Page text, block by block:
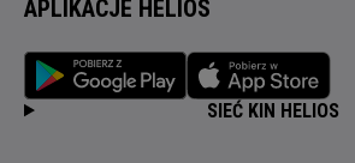
APLIKACJE HELIOS
SIEĆ KIN HELIOS